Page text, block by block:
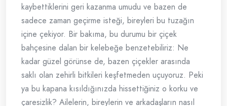
kaybettiklerini geri kazanma umudu ve bazen de
sadece zaman geçirme isteği, bireyleri bu tuzağın
içine çekiyor. Bir bakıma, bu durumu bir çiçek
bahçesine dalan bir kelebeğe benzetebiliriz: Ne
kadar güzel görünse de, bazen çiçekler arasında
saklı olan zehirli bitkileri keşfetmeden uçuyoruz. Peki
ya bu kapana kısıldığınızda hissettiğiniz o korku ve
çaresizlik? Ailelerin, bireylerin ve arkadaşların nasıl